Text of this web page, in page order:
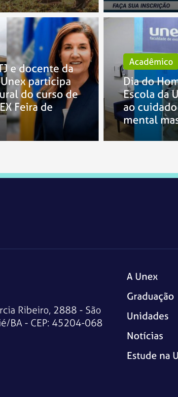
e docente da
participa
do curso de
Feira de
Acadêmico
Dia do
Escola da
ao
mental
Ribeiro, 2888 - São
BA - CEP: 45204-068
A Unex
Graduação
Unidades
Notícias
Estude na